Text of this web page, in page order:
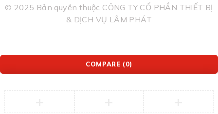
© 2025 Bản quyền thuộc CÔNG TY CỔ PHẦN THIẾT BỊ
& DỊCH VỤ LÂM PHÁT
COMPARE (0)